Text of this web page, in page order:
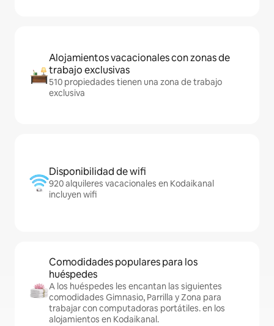
Alojamientos vacacionales con zonas de
trabajo exclusivas
510 propiedades tienen una zona de trabajo
exclusiva
Disponibilidad de wifi
920 alquileres vacacionales en Kodaikanal
incluyen wifi
Comodidades populares para los
huéspedes
A los huéspedes les encantan las siguientes
comodidades Gimnasio, Parrilla y Zona para
trabajar con computadoras portátiles. en los
alojamientos en Kodaikanal.